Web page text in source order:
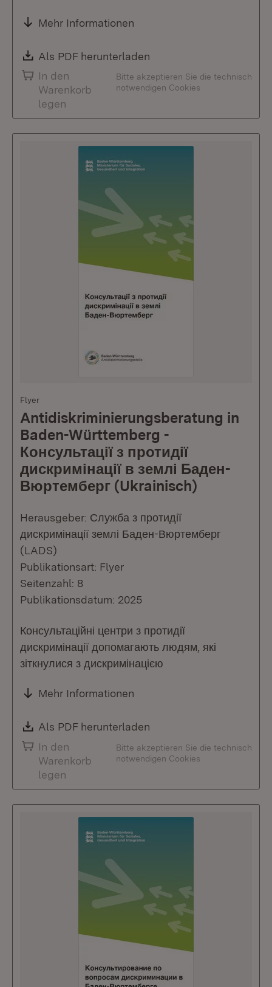
Mehr Informationen
Download:
Als PDF herunterladen
In den
Warenkorb
legen
Bitte akzeptieren Sie die technisch
notwendigen Cookies
Flyer
Antidiskriminierungsberatung in
Baden-Württemberg -
Консультації з протидії
дискримінації в землі Баден-
Вюртемберг (Ukrainisch)
Herausgeber: Служба з протидії
дискримінації землі Баден-Вюртемберг
(LADS)
Publikationsart: Flyer
Seitenzahl: 8
Publikationsdatum: 2025
Консультаційні центри з протидії
дискримінації допомагають людям, які
зіткнулися з дискримінацією
Mehr Informationen
Download:
Als PDF herunterladen
In den
Warenkorb
legen
Bitte akzeptieren Sie die technisch
notwendigen Cookies